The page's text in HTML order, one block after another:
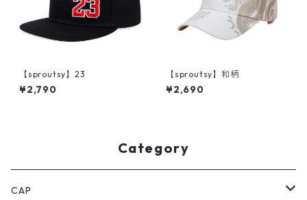
【sproutsy】23
¥2,790
【sproutsy】和柄
¥2,690
Category
CAP